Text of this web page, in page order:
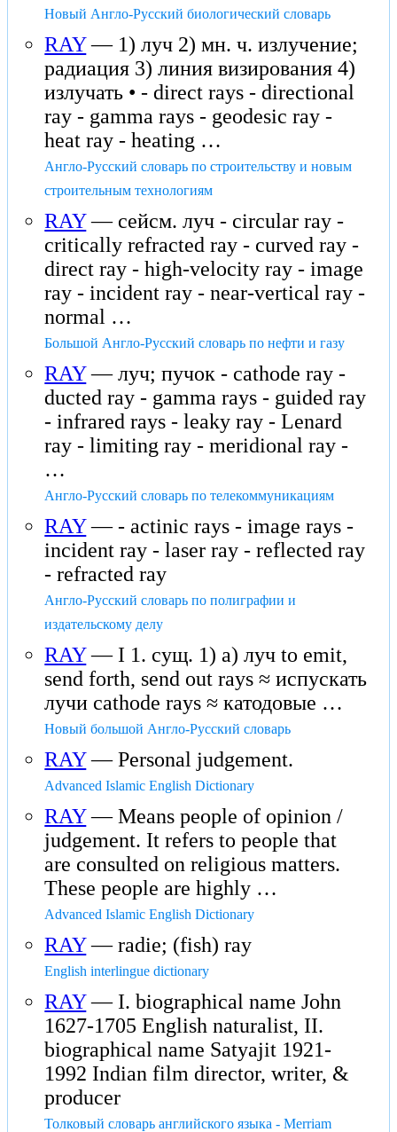
Новый Англо-Русский биологический словарь
RAY— 1) луч 2) мн. ч. излучение;
радиация 3) линия визирования 4)
излучать • - direct rays - directional
ray - gamma rays - geodesic ray -
heat ray - heating …
Англо-Русский словарь по строительству и новым
строительным технологиям
RAY— сейсм. луч - circular ray -
critically refracted ray - curved ray -
direct ray - high-velocity ray - image
ray - incident ray - near-vertical ray -
normal …
Большой Англо-Русский словарь по нефти и газу
RAY— луч; пучок - cathode ray -
ducted ray - gamma rays - guided ray
- infrared rays - leaky ray - Lenard
ray - limiting ray - meridional ray -
…
Англо-Русский словарь по телекоммуникациям
RAY— - actinic rays - image rays -
incident ray - laser ray - reflected ray
- refracted ray
Англо-Русский словарь по полиграфии и
издательскому делу
RAY— I 1. сущ. 1) а) луч to emit,
send forth, send out rays ≈ испускать
лучи cathode rays ≈ катодовые …
Новый большой Англо-Русский словарь
RAY— Personal judgement.
Advanced Islamic English Dictionary
RAY— Means people of opinion /
judgement. It refers to people that
are consulted on religious matters.
These people are highly …
Advanced Islamic English Dictionary
RAY— radie; (fish) ray
English interlingue dictionary
RAY— I. biographical name John
1627-1705 English naturalist, II.
biographical name Satyajit 1921-
1992 Indian film director, writer, &
producer
Толковый словарь английского языка - Merriam